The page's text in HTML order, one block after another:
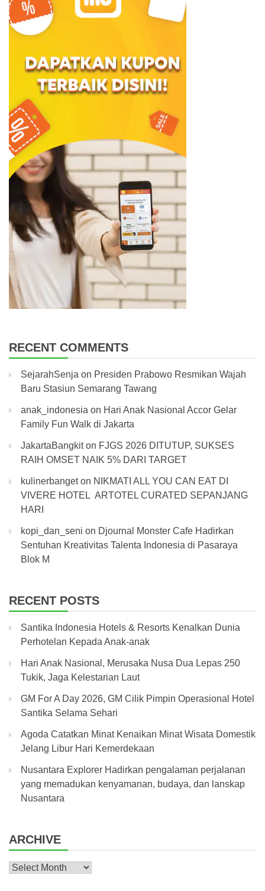
RECENT COMMENTS
SejarahSenja on Presiden Prabowo Resmikan Wajah
Baru Stasiun Semarang Tawang
anak_indonesia on Hari Anak Nasional Accor Gelar
Family Fun Walk di Jakarta
JakartaBangkiton FJGS 2026 DITUTUP, SUKSES
RAIH OMSET NAIK 5% DARI TARGET
kulinerbangeton NIKMATI ALL YOU CAN EAT DI
VIVERE HOTEL ARTOTEL CURATED SEPANJANG
HARI
kopi_dan_seni on Djournal Monster Cafe Hadirkan
Sentuhan Kreativitas Talenta Indonesia di Pasaraya
Blok M
RECENT POSTS
Santika Indonesia Hotels & Resorts Kenalkan Dunia
Perhotelan Kepada Anak-anak
Hari Anak Nasional, Merusaka Nusa Dua Lepas 250
Tukik, Jaga Kelestarian Laut
GM For A Day 2026, GM Cilik Pimpin Operasional Hotel
Santika Selama Sehari
Agoda Catatkan Minat Kenaikan Minat Wisata Domestik
Jelang Libur Hari Kemerdekaan
Nusantara Explorer Hadirkan pengalaman perjalanan
yang memadukan kenyamanan, budaya, dan lanskap
Nusantara
ARCHIVE
Archive